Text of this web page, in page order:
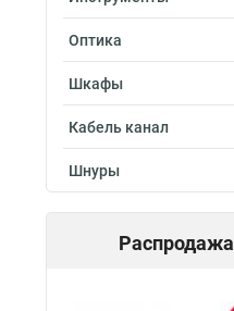
Оптика
Шкафы
Кабель канал
Шнуры
Распродажа